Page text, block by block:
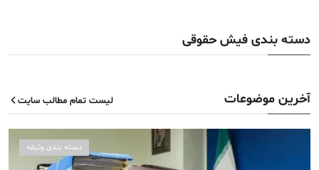
دسته بندی فیش حقوقی
آخرین موضوعات لیست تمام مطالب سایت
دسته بندی وثیقه